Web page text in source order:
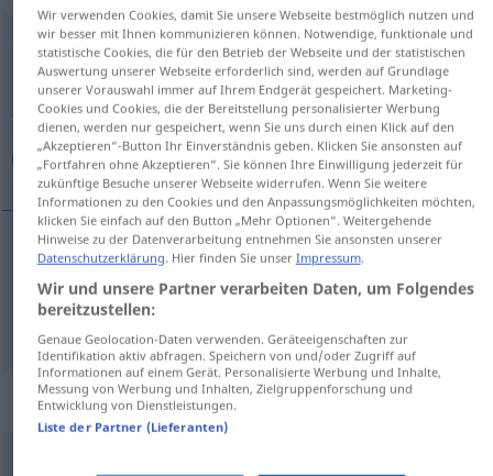
schick
Übersicht aller Übersetzungen
(Für mehr Details die Übersetzung anklicken/antippen)
خوش‌لباس, شیك
خوش‌لباس [xoš-lebās]
Synonyme für "schick"
Wir verwenden Cookies, damit Sie unsere Webseite bestmöglich nutzen und
wir besser mit Ihnen kommunizieren können. Notwendige, funktionale und
statistische Cookies, die für den Betrieb der Webseite und der statistischen
Auswertung unserer Webseite erforderlich sind, werden auf Grundlage
unserer Vorauswahl immer auf Ihrem Endgerät gespeichert. Marketing-
Cookies und Cookies, die der Bereitstellung personalisierter Werbung
dienen, werden nur gespeichert, wenn Sie uns durch einen Klick auf den
„Akzeptieren“-Button Ihr Einverständnis geben. Klicken Sie ansonsten auf
„Fortfahren ohne Akzeptieren“. Sie können Ihre Einwilligung jederzeit für
zukünftige Besuche unserer Webseite widerrufen. Wenn Sie weitere
Informationen zu den Cookies und den Anpassungsmöglichkeiten möchten,
klicken Sie einfach auf den Button „Mehr Optionen“. Weitergehende
Hinweise zu der Datenverarbeitung entnehmen Sie ansonsten unserer
Datenschutzerklärung. Hier finden Sie unser Impressum.
Wir und unsere Partner verarbeiten Daten, um Folgendes
bereitzustellen:
Genaue Geolocation-Daten verwenden. Geräteeigenschaften zur
Identifikation aktiv abfragen. Speichern von und/oder Zugriff auf
Informationen auf einem Gerät. Personalisierte Werbung und Inhalte,
Messung von Werbung und Inhalten, Zielgruppenforschung und
Entwicklung von Dienstleistungen.
Liste der Partner (Lieferanten)